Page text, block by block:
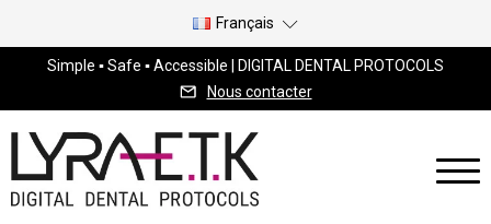
Simple ▪ Safe ▪ Accessible | DIGITAL DENTAL PROTOCOLS
Nous contacter
Français